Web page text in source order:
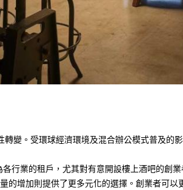
轉變。受環球經濟環境及混合辦公模式普及的
行業的租戶，尤其對有意開設樓上酒吧的創
的增加則提供了更多元化的選擇。創業者可以